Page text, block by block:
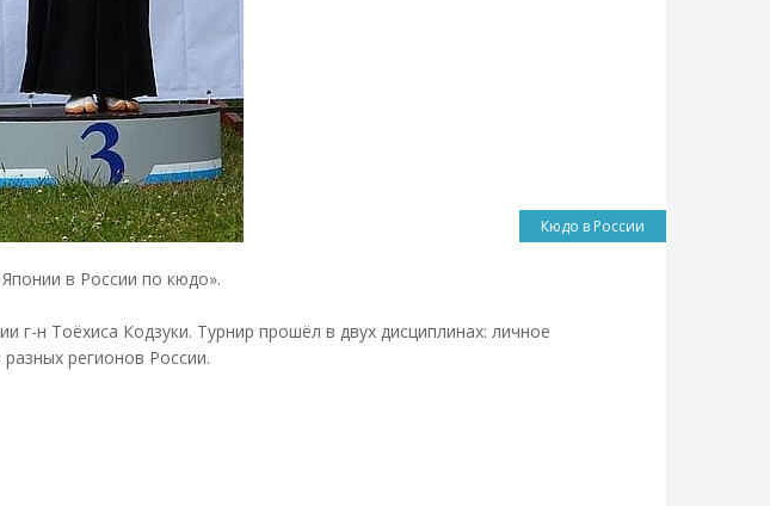
Кюдо в России
в России по кюдо».
н Тоёхиса Кодзуки. Турнир прошёл в двух дисциплинах: личное
регионов России.